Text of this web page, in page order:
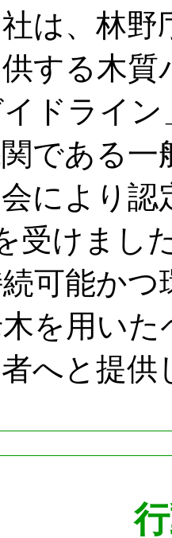
は、林野
する木
ドライ
である一
により認
受けまし
可能か
を用い
へと提